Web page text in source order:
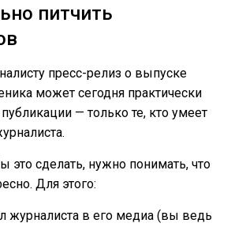
питчить
пресс-релиз о выпуске
может сегодня практически
— только те, кто умеет
это сделать, нужно понимать, что
Для этого:
журналиста в его медиа (вы ведь